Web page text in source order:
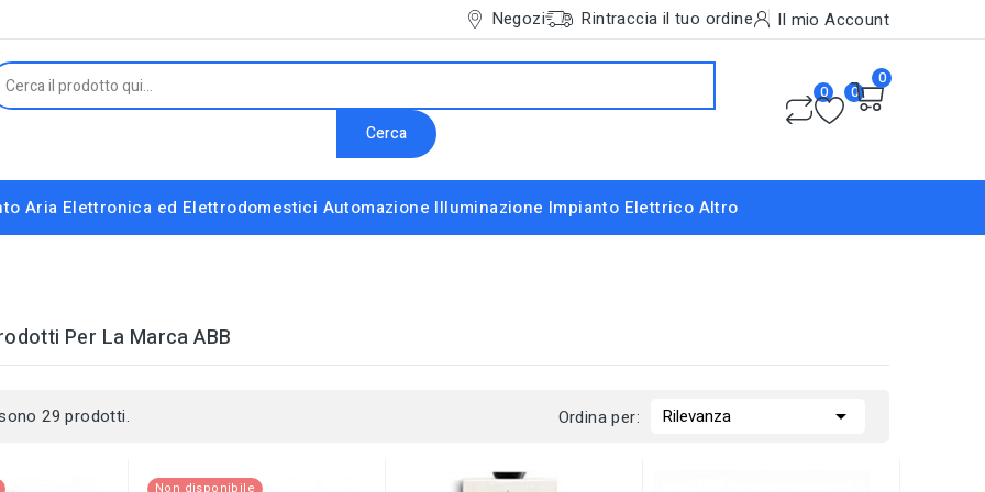
Negozi Rintraccia il tuo ordine Il mio Account
Cerca
0 0
0
Aria Elettronica ed Elettrodomestici Automazione Illuminazione Impianto Elettrico Altro
Per La Marca ABB
29 prodotti. Ordina per: Rilevanza 
Non disponibile